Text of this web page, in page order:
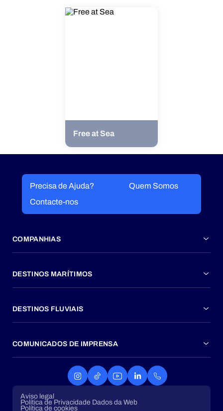
Free at Sea
Precisa de Ajuda?
Quem Somos
Contacte-nos
COMPANHIAS
DESTINOS MARÍTIMOS
DESTINOS FLUVIAIS
COMUNICADOS DE IMPRENSA
Aviso legal
Política de Privacidade Dados da Web
Política de cookies